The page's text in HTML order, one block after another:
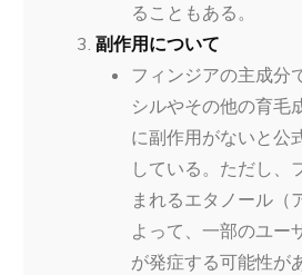
ることもある。
副作用について
フィンジアの主成分
シルやその他の育毛
に副作用がないと公
している。ただし、
まれるエタノール（
よって、一部のユー
が発症する可能性が